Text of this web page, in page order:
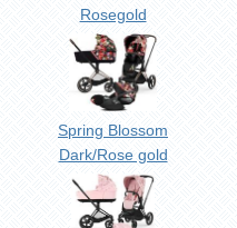
Rosegold
Spring Blossom
Dark/Rose gold